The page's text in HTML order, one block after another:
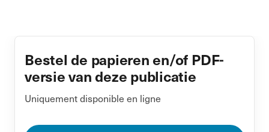
Bestel de papieren en/of PDF-
versie van deze publicatie
Uniquement disponible en ligne